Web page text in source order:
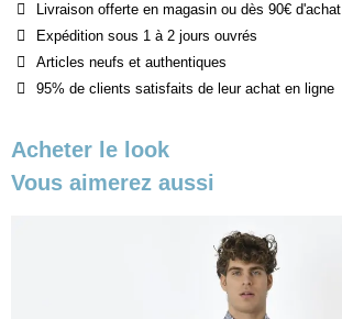
Livraison offerte en magasin ou dès 90€ d'achat
Expédition sous 1 à 2 jours ouvrés
Articles neufs et authentiques
95% de clients satisfaits de leur achat en ligne
Acheter le look
Vous aimerez aussi